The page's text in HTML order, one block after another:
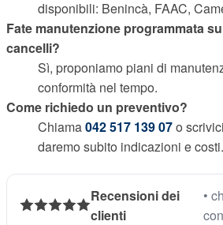
disponibili: Benincà, FAAC,
Fate manutenzione programmata
cancelli?
Sì, proponiamo piani di
conformità nel tempo.
Come richiedo un preventivo?
Chiama042 517 139 07o
daremo subito indicazioni e costi.
Recensioni dei
clienti
•